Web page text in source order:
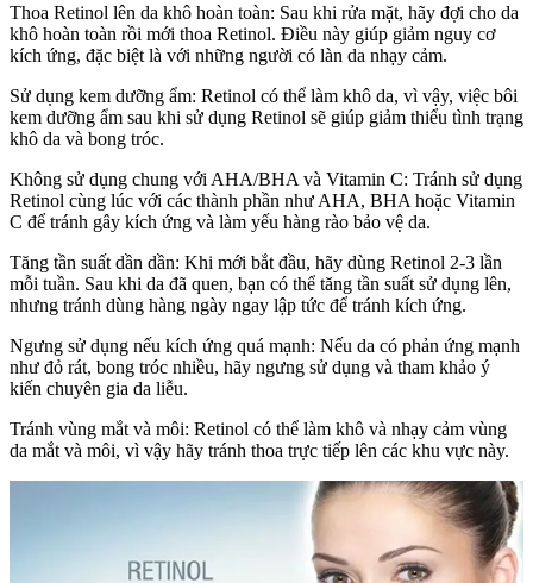
Thoa Retinol lên da khô hoàn toàn: Sau khi rửa mặt, hãy đợi cho da
khô hoàn toàn rồi mới thoa Retinol. Điều này giúp giảm nguy cơ
kích ứng, đặc biệt là với những người có làn da nhạy cảm.
Sử dụng kem dưỡng ẩm: Retinol có thể làm khô da, vì vậy, việc bôi
kem dưỡng ẩm sau khi sử dụng Retinol sẽ giúp giảm thiểu tình trạng
khô da và bong tróc.
Không sử dụng chung với AHA/BHA và Vitamin C: Tránh sử dụng
Retinol cùng lúc với các thành phần như AHA, BHA hoặc Vitamin
C để tránh gây kích ứng và làm yếu hàng rào bảo vệ da.
Tăng tần suất dần dần: Khi mới bắt đầu, hãy dùng Retinol 2-3 lần
mỗi tuần. Sau khi da đã quen, bạn có thể tăng tần suất sử dụng lên,
nhưng tránh dùng hàng ngày ngay lập tức để tránh kích ứng.
Ngưng sử dụng nếu kích ứng quá mạnh: Nếu da có phản ứng mạnh
như đỏ rát, bong tróc nhiều, hãy ngưng sử dụng và tham khảo ý
kiến chuyên gia da liễu.
Tránh vùng mắt và môi: Retinol có thể làm khô và nhạy cảm vùng
da mắt và môi, vì vậy hãy tránh thoa trực tiếp lên các khu vực này.